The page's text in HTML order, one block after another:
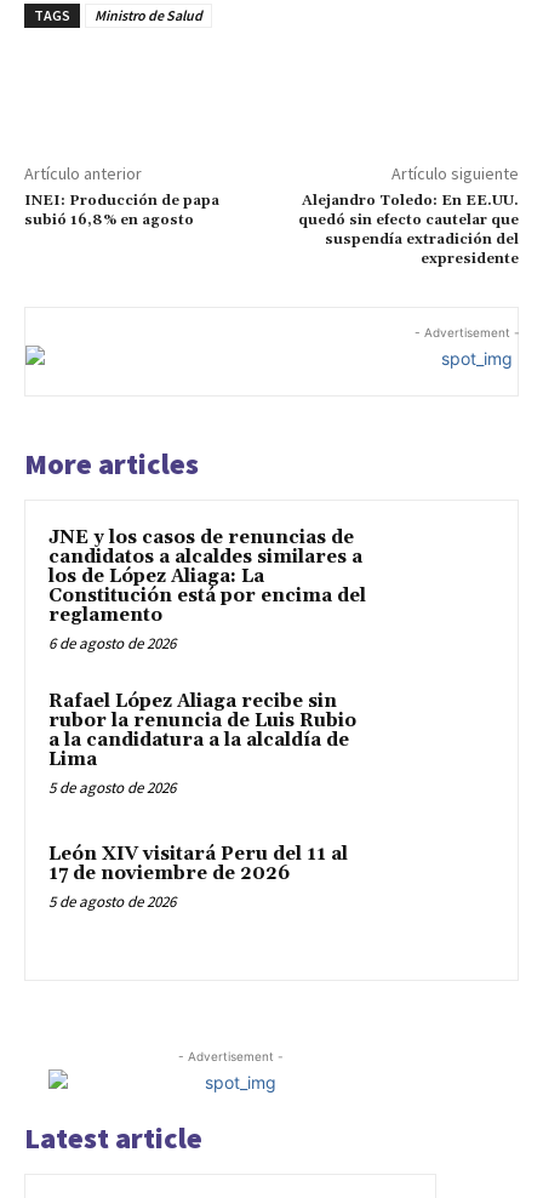
TAGS Ministro de Salud
Artículo anterior
INEI: Producción de papa
subió 16,8% en agosto
Artículo siguiente
Alejandro Toledo: En EE.UU.
quedó sin efecto cautelar que
suspendía extradición del
expresidente
- Advertisement -
More articles
JNE y los casos de renuncias de
candidatos a alcaldes similares a
los de López Aliaga: La
Constitución está por encima del
reglamento
6 de agosto de 2026
Rafael López Aliaga recibe sin
rubor la renuncia de Luis Rubio
a la candidatura a la alcaldía de
Lima
5 de agosto de 2026
León XIV visitará Peru del 11 al
17 de noviembre de 2026
5 de agosto de 2026
- Advertisement -
Latest article